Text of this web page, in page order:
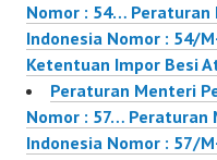
Nomor : 54… Peraturan
Indonesia Nomor : 54/
Ketentuan Impor Besi
Peraturan Menteri
Nomor : 57… Peraturan
Indonesia Nomor : 57/